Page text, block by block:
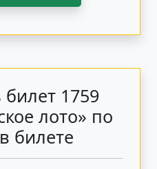
1759
лото» по
билете